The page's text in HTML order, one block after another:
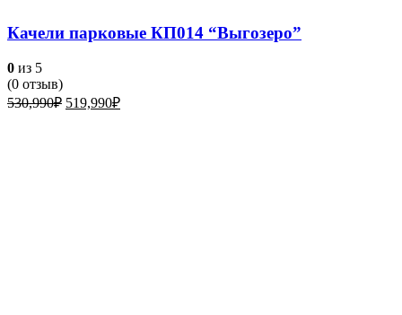
Качели парковые КП014 “Выгозеро”
0 из 5
(0 отзыв)
530,990₽ Первоначальная
519,990₽Текущая